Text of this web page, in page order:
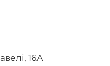
16А